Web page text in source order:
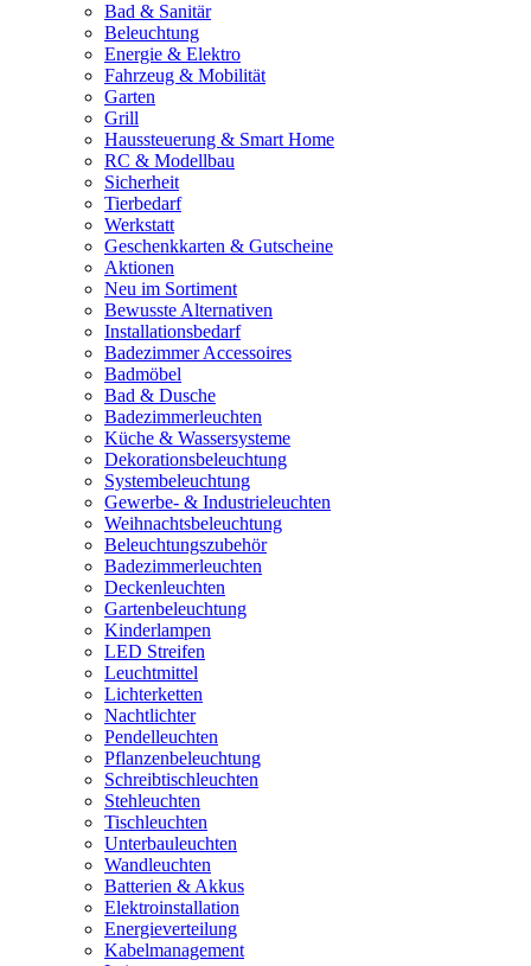
Bad & Sanitär
Beleuchtung
Energie & Elektro
Fahrzeug & Mobilität
Garten
Grill
Haussteuerung & Smart Home
RC & Modellbau
Sicherheit
Tierbedarf
Werkstatt
Geschenkkarten & Gutscheine
Aktionen
Neu im Sortiment
Bewusste Alternativen
Installationsbedarf
Badezimmer Accessoires
Badmöbel
Bad & Dusche
Badezimmerleuchten
Küche & Wassersysteme
Dekorationsbeleuchtung
Systembeleuchtung
Gewerbe- & Industrieleuchten
Weihnachtsbeleuchtung
Beleuchtungszubehör
Badezimmerleuchten
Deckenleuchten
Gartenbeleuchtung
Kinderlampen
LED Streifen
Leuchtmittel
Lichterketten
Nachtlichter
Pendelleuchten
Pflanzenbeleuchtung
Schreibtischleuchten
Stehleuchten
Tischleuchten
Unterbauleuchten
Wandleuchten
Batterien & Akkus
Elektroinstallation
Energieverteilung
Kabelmanagement